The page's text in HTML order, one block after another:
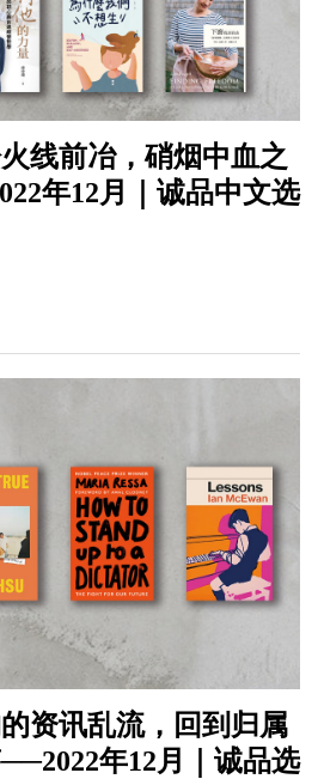
线前冶，硝烟中血之
年12月｜诚品中文选
资讯乱流，回到归属
年12月｜诚品选